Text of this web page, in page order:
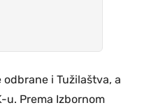
i Tužilaštva, a
u. Prema Izbornom